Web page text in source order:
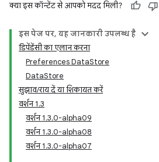
क्या इस कॉन्टेंट से आपको मदद मिली?
इस पेज पर, यह जानकारी उपलब्ध है
डिपेंडेंसी का एलान करना
Preferences DataStore
DataStore
सुझाव/राय दें या शिकायत करें
वर्शन 1.3
वर्शन 1.3.0-alpha09
वर्शन 1.3.0-alpha08
वर्शन 1.3.0-alpha07